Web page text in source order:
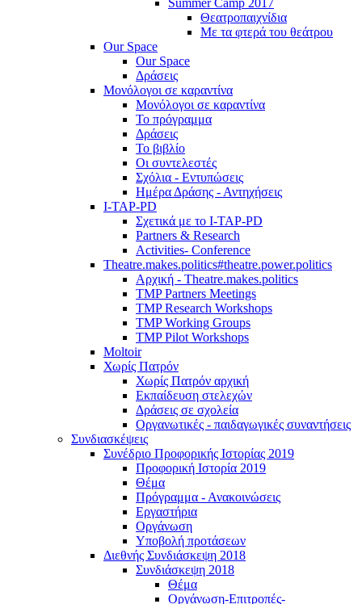
Summer Camp 2017
Θεατροπαιχνίδια
Με τα φτερά του θεάτρου
Our Space
Our Space
Δράσεις
Μονόλογοι σε καραντίνα
Μονόλογοι σε καραντίνα
Το πρόγραμμα
Δράσεις
Το βιβλίο
Οι συντελεστές
Σχόλια - Εντυπώσεις
Ημέρα Δράσης - Αντηχήσεις
I-TAP-PD
Σχετικά με το I-TAP-PD
Partners & Research
Activities- Conference
Theatre.makes.politics#theatre.power.politics
Αρχική - Theatre.makes.politics
TMP Partners Meetings
TMP Research Workshops
TMP Working Groups
TMP Pilot Workshops
Moltoir
Χωρίς Πατρόν
Χωρίς Πατρόν αρχική
Εκπαίδευση στελεχών
Δράσεις σε σχολεία
Οργανωτικές - παιδαγωγικές συναντήσεις
Συνδιασκέψεις
Συνέδριο Προφορικής Ιστορίας 2019
Προφορική Ιστορία 2019
Θέμα
Πρόγραμμα - Ανακοινώσεις
Εργαστήρια
Οργάνωση
Υποβολή προτάσεων
Διεθνής Συνδιάσκεψη 2018
Συνδιάσκεψη 2018
Θέμα
Οργάνωση-Επιτροπές-